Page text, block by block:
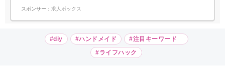
スポンサー： 求人ボックス
#diy #ハンドメイド
#注目キーワード
#ライフハック